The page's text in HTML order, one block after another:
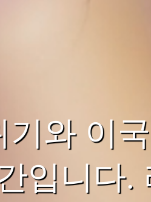
와 이
입니다.